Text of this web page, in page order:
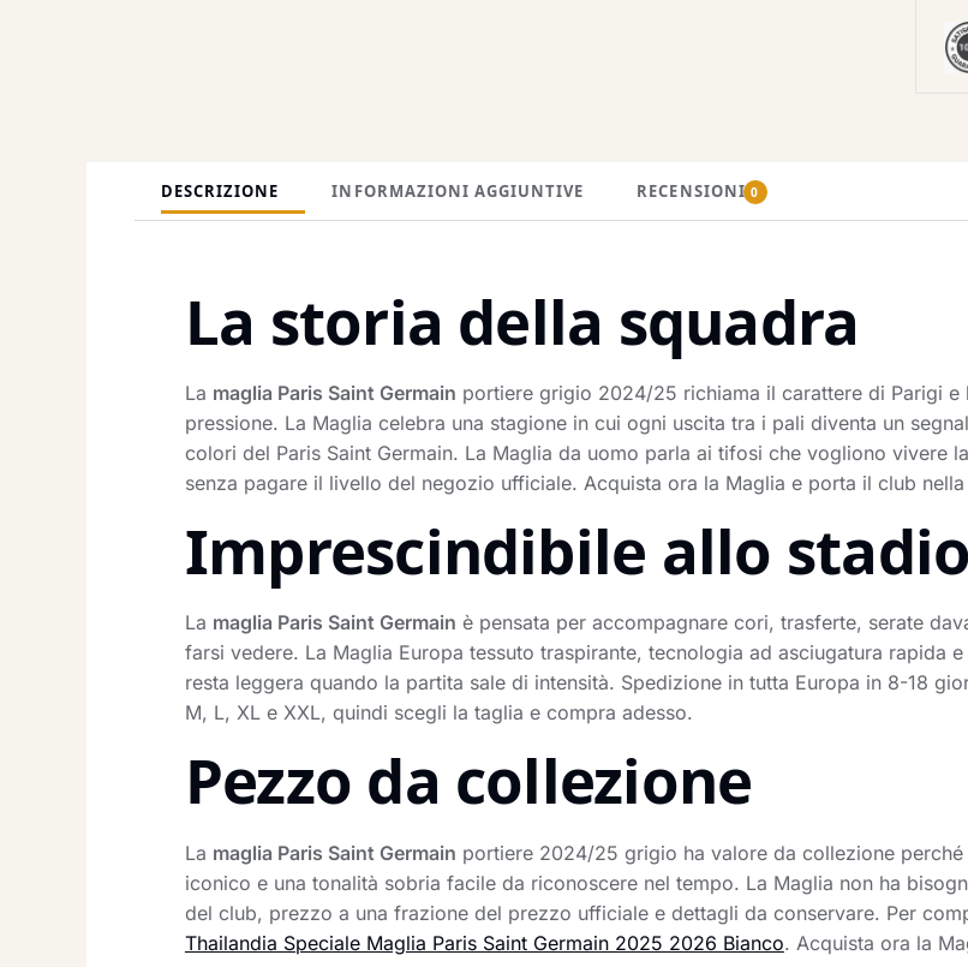
DESCRIZIONE INFORMAZIONI AGGIUNTIVE RECENSIONI 0
La storia della squadra
La maglia Paris Saint Germain portiere grigio 2024/25 richiama il carattere di Parigi
pressione. La Maglia celebra una stagione in cui ogni uscita tra i pali diventa un
colori del Paris Saint Germain. La Maglia da uomo parla ai tifosi che vogliono vivere
senza pagare il livello del negozio ufficiale. Acquista ora la Maglia e porta il club
Imprescindibile allo stadio
La maglia Paris Saint Germain è pensata per accompagnare cori, trasferte, serate
farsi vedere. La Maglia Europa tessuto traspirante, tecnologia ad asciugatura rapida
resta leggera quando la partita sale di intensità. Spedizione in tutta Europa in 8-18
M, L, XL e XXL, quindi scegli la taglia e compra adesso.
Pezzo da collezione
La maglia Paris Saint Germain portiere 2024/25 grigio ha valore da collezione
iconico e una tonalità sobria facile da riconoscere nel tempo. La Maglia non ha
del club, prezzo a una frazione del prezzo ufficiale e dettagli da conservare. Per
Thailandia Speciale Maglia Paris Saint Germain 2025 2026 Bianco. Acquista ora la